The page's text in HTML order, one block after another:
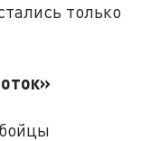
только